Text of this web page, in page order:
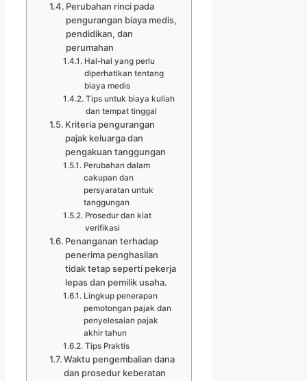
Perubahan rinci pada
pengurangan biaya medis,
pendidikan, dan
perumahan
Hal-hal yang perlu
diperhatikan tentang
biaya medis
Tips untuk biaya kuliah
dan tempat tinggal
Kriteria pengurangan
pajak keluarga dan
pengakuan tanggungan
Perubahan dalam
cakupan dan
persyaratan untuk
tanggungan
Prosedur dan kiat
verifikasi
Penanganan terhadap
penerima penghasilan
tidak tetap seperti pekerja
lepas dan pemilik usaha.
Lingkup penerapan
pemotongan pajak dan
penyelesaian pajak
akhir tahun
Tips Praktis
Waktu pengembalian dana
dan prosedur keberatan